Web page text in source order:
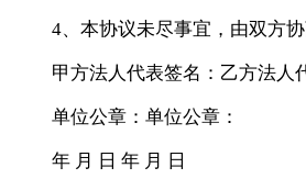
4、本协议未尽事宜，由双方协
甲方法人代表签名：乙方法人
单位公章：单位公章：
年 月 日 年 月 日